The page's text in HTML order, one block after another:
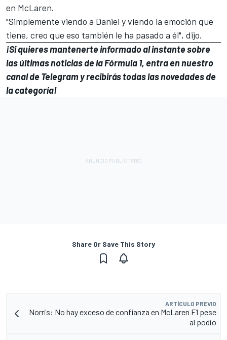
en McLaren.
"Simplemente viendo a Daniel y viendo la emoción que
tiene, creo que eso también le ha pasado a él", dijo.
¡Si quieres mantenerte informado al instante sobre
las últimas noticias de laFórmula 1, entra ennuestro
canal de Telegramy recibirás todas las novedades de
la categoría!
Share Or Save This Story
ARTÍCULO PREVIO
Norris: No hay exceso de confianza en McLaren F1 pese
al podio